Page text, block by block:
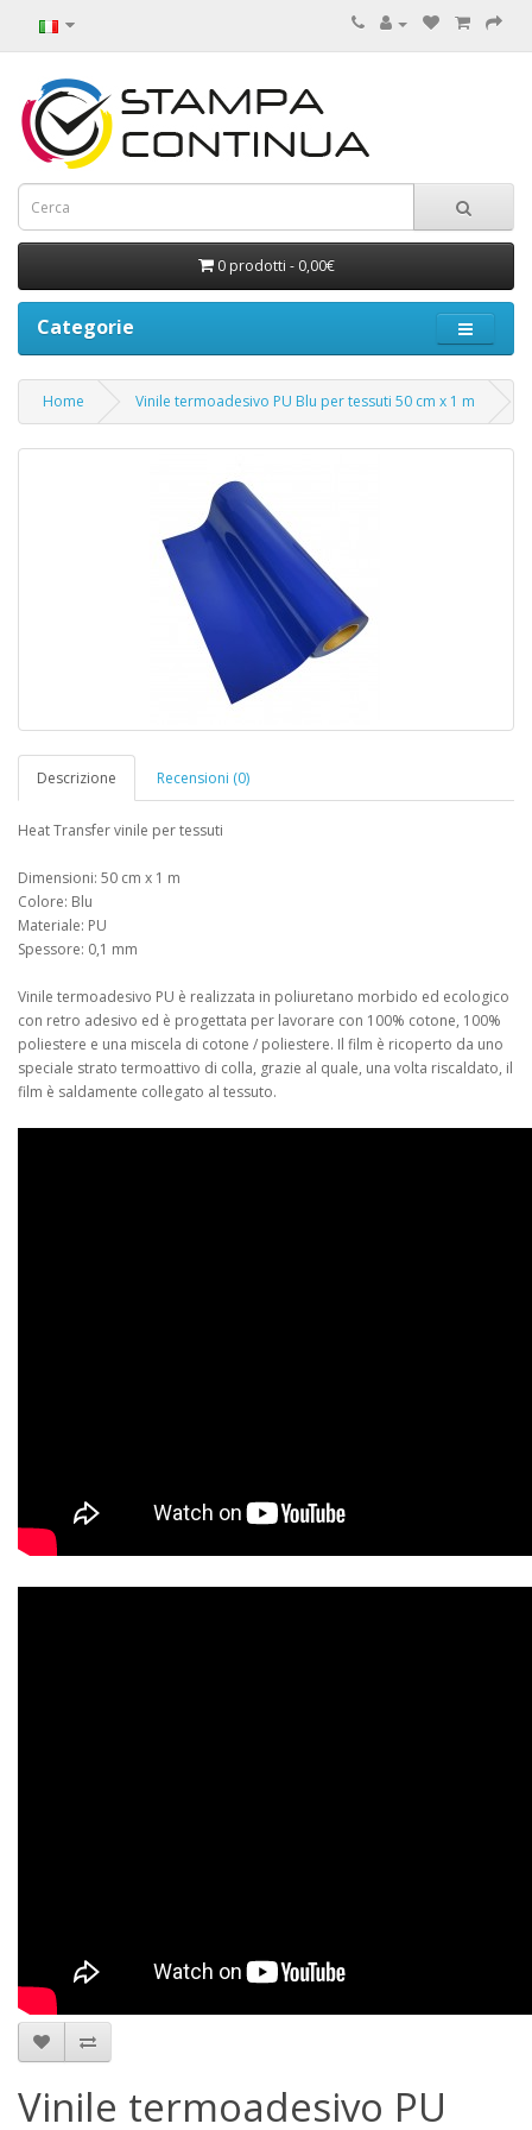
0 prodotti - 0,00€
Categorie
Home Vinile termoadesivo PU Blu per tessuti 50 cm x 1 m
Descrizione Recensioni (0)
Heat Transfer vinile per tessuti
Dimensioni: 50 cm x 1 m
Colore: Blu
Materiale: PU
Spessore: 0,1 mm
Vinile termoadesivo PU è realizzata in poliuretano morbido ed ecologico
con retro adesivo ed è progettata per lavorare con 100% cotone, 100%
poliestere e una miscela di cotone / poliestere. Il film è ricoperto da uno
speciale strato termoattivo di colla, grazie al quale, una volta riscaldato, il
film è saldamente collegato al tessuto.
Vinile termoadesivo PU